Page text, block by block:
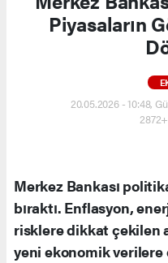
Piyasaların
20.05.2026 - 10:48,
Merkez Bankası
bıraktı. Enflasyon,
risklere dikkat çekilen
yeni ekonomik verilere